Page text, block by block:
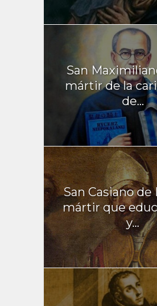
San
mártir de la
de...
San Casiano de
mártir que
y...